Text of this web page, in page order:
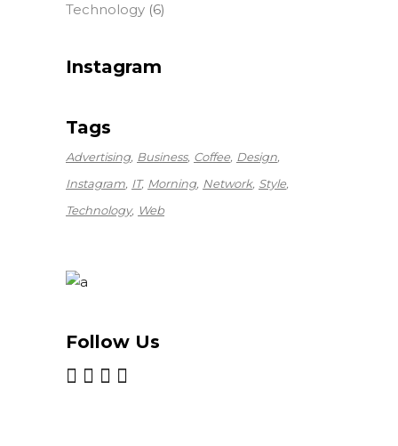
Technology (6)
Instagram
Tags
Advertising Business Coffee Design
Instagram IT Morning Network Style
Technology Web
Follow Us